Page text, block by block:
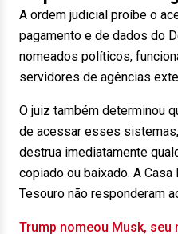
A ordem judicial proíbe o
pagamento e de dados do
nomeados políticos,
servidores de agências
O juiz também determinou
de acessar esses
destrua imediatamente
copiado ou baixado. A
Tesouro não responderam
Trump nomeou Musk, seu